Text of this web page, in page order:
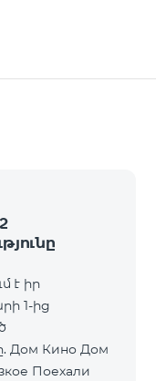
է իր
1-ից
Поехали